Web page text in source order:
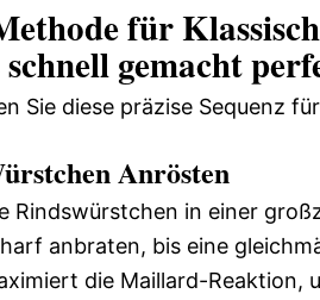
für
schnell gemacht
Sie diese präzise Sequenz
Anrösten
Rindswürstchen in einer
anbraten, bis eine
die Maillard-Reaktion,